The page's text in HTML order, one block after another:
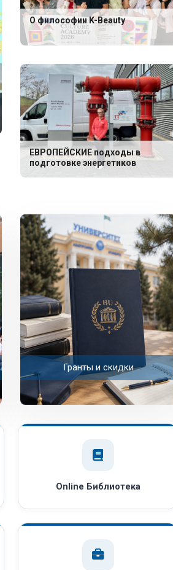
О философии K-Beauty
ЕВРОПЕЙСКИЕ подходы в
подготовке энергетиков
Гранты и скидки
Online Библиотека